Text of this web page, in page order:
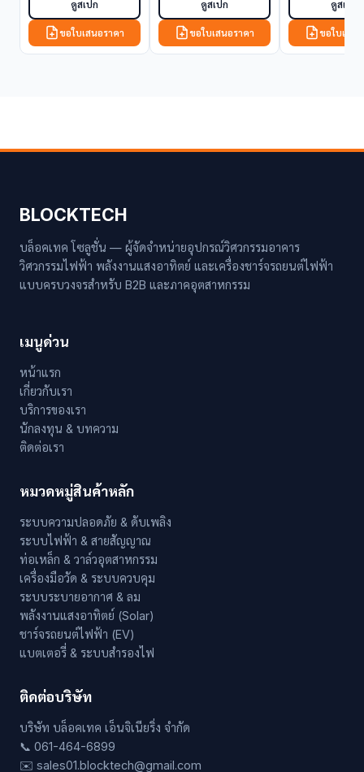
ดูสเปก
ขอใบเสนอราคา
ดูสเปก
ขอใบเสนอราคา
ดูสเปก
ขอใบเสน
BLOCKTECH
บล็อคเทค โซลูชั่น — ผู้จัดจำหน่ายอุปกรณ์วิศวกรรมอาคาร
วิศวกรรมไฟฟ้า พลังงานแสงอาทิตย์ และเครื่องชาร์จรถยนต์ไฟฟ้า
แบบครบวงจรสำหรับ B2B และภาคอุตสาหกรรม
เมนูด่วน
หน้าแรก
เกี่ยวกับเรา
บริการของเรา
นักลงทุน & บทความ
ติดต่อเรา
หมวดหมู่สินค้าหลัก
ระบบความปลอดภัย & ดับเพลิง
ระบบไฟฟ้า & สายสัญญาณ
ท่อเหล็ก & วาล์วอุตสาหกรรม
เครื่องมือวัด & ระบบควบคุม
ระบบระบายอากาศ & ลม
พลังงานแสงอาทิตย์ (Solar)
ชาร์จรถยนต์ไฟฟ้า (EV)
แบตเตอรี่ & ระบบสำรองไฟ
ติดต่อบริษัท
บริษัท บล็อคเทค เอ็นจิเนียริ่ง จำกัด
📞 061-464-6899
✉️ sales01.blocktech@gmail.com